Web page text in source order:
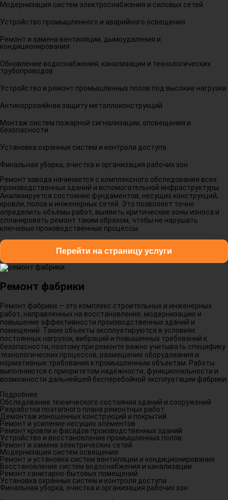
Модернизация систем электроснабжения и силовых сетей
Устройство промышленного и аварийного освещения
Ремонт и замена вентиляции, дымоудаления и
кондиционирования
Обновление водоснабжения, канализации и технологических
трубопроводов
Устройство и ремонт промышленных полов под высокие нагрузки
Антикоррозийная защиту металлоконструкций
Монтаж систем пожарной сигнализации, оповещения и
безопасности
Установка охранных систем и контроля доступа
Финальная уборка, очистка и организация рабочих зон
Ремонт завода начинается с комплексного обследования всех
производственных зданий и вспомогательной инфраструктуры.
Анализируется состояние фундаментов, несущих конструкций,
кровли, полов и инженерных сетей. Это позволяет точно
определить объёмы работ, выявить критические зоны износа и
спланировать ремонт таким образом, чтобы не нарушать
ключевые производственные процессы.
Перейти на страницу услуги
Ремонт фабрики
Ремонт фабрики — это комплекс строительных и инженерных
работ, направленных на восстановление, модернизацию и
повышение эффективности производственных зданий и
помещений. Такие объекты эксплуатируются в условиях
постоянных нагрузок, вибраций и повышенных требований к
безопасности, поэтому при ремонте важно учитывать специфику
технологических процессов, размещение оборудования и
нормативные требования к промышленным объектам. Работы
выполняются с приоритетом надёжности, функциональности и
возможности дальнейшей бесперебойной эксплуатации фабрики.
Подробнее
Обследование технического состояния зданий и сооружений
Разработка поэтапного плана ремонтных работ
Демонтаж изношенных конструкций и покрытий
Ремонт и усиление несущих элементов
Ремонт кровли и фасадов производственных зданий
Устройство и восстановление промышленных полов
Ремонт и замена электрических сетей
Модернизация систем освещения
Ремонт и установка систем вентиляции и кондиционирования
Восстановление систем водоснабжения и канализации
Ремонт санитарно-бытовых помещений
Установка охранных систем и контроля доступа
Финальная уборка, очистка и организация рабочих зон